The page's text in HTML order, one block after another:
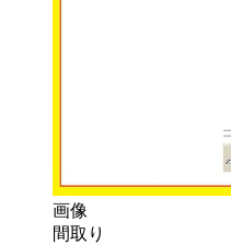
画像
間取り